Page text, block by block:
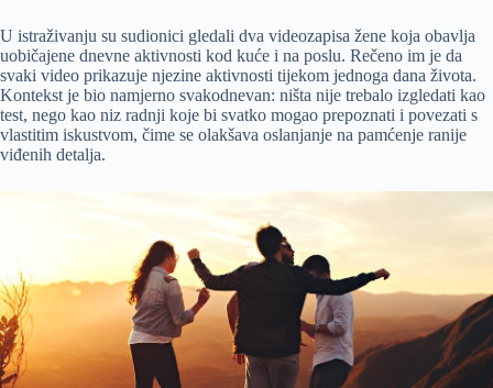
U istraživanju su sudionici gledali dva videozapisa žene koja obavlja
uobičajene dnevne aktivnosti kod kuće i na poslu. Rečeno im je da
svaki video prikazuje njezine aktivnosti tijekom jednoga dana života.
Kontekst je bio namjerno svakodnevan: ništa nije trebalo izgledati kao
test, nego kao niz radnji koje bi svatko mogao prepoznati i povezati s
vlastitim iskustvom, čime se olakšava oslanjanje na pamćenje ranije
viđenih detalja.